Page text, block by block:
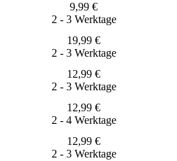
9,99 €
2 - 3 Werktage
19,99 €
2 - 3 Werktage
12,99 €
2 - 3 Werktage
12,99 €
2 - 4 Werktage
12,99 €
2 - 3 Werktage